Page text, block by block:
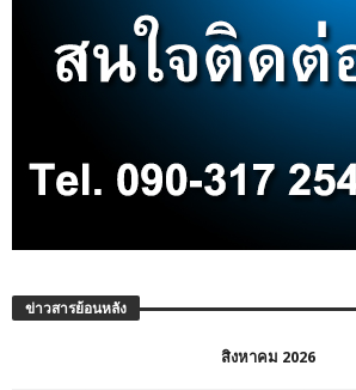
ข่าวสารย้อนหลัง
สิงหาคม 2026